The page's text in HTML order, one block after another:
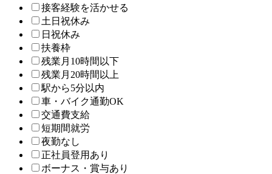
接客経験を活かせる
土日祝休み
日祝休み
扶養枠
残業月10時間以下
残業月20時間以上
駅から5分以内
車・バイク通勤OK
交通費支給
短期間就労
夜勤なし
正社員登用あり
ボーナス・賞与あり